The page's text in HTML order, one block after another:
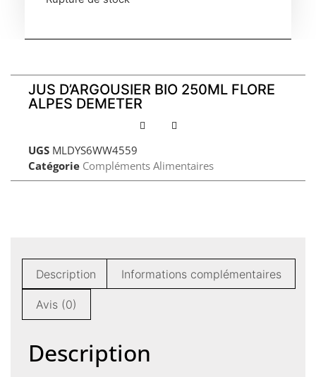
JUS D’ARGOUSIER BIO 250ML FLORE
ALPES DEMETER
UGS MLDYS6WW4559
Catégorie Compléments Alimentaires
Description Informations complémentaires
Avis (0)
Description